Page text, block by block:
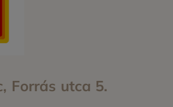
Forrás utca 5.